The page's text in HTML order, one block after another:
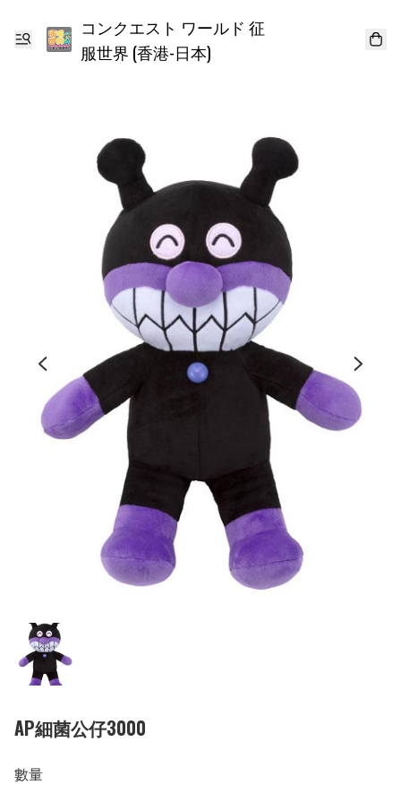
コンクエスト ワールド 征
服世界 (香港-日本)
AP細菌公仔3000
數量